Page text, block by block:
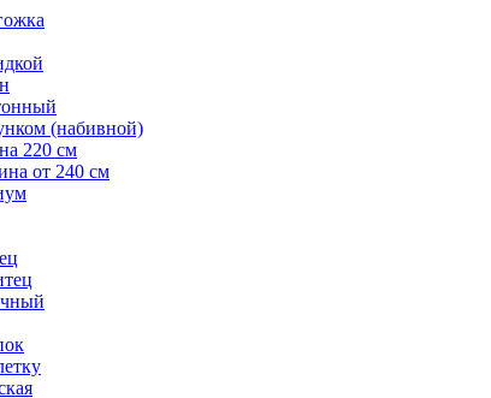
(набивной)
220 см
от 240 см